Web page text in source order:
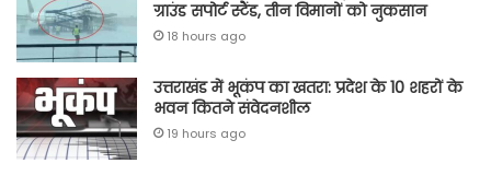
ग्राउंड सपोर्ट स्टैंड, तीन विमानों को नुकसान
18 hours ago
उत्तराखंड में भूकंप का खतरा: प्रदेश के 10 शहरों के
भवन कितने संवेदनशील
19 hours ago